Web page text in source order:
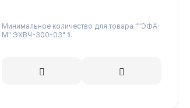
Минимальное количество для товара ""ЭФА-
М" ЭХВЧ-300-03" 1.